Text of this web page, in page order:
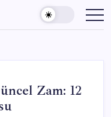
Zam: 12